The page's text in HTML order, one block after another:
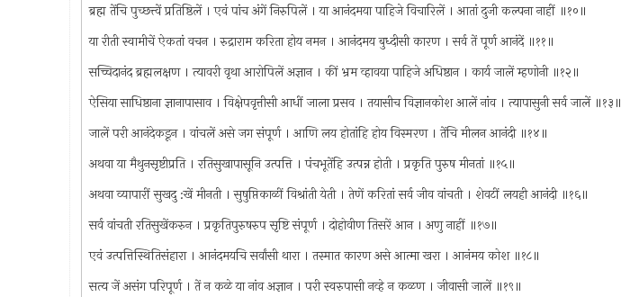
ब्रह्म तेंचि पुच्छत्त्वें प्रतिष्ठिलें । एवं पांच अंगें निरुपिलें । या आनंदमया पाहिजे विचारिलें । आतां दुजी कल्पना नाहीं ॥१०॥
या रीती स्वामीचें ऐकतां वचन । रुद्राराम करिता होय नमन । आनंदमय बुध्दीसी कारण । सर्व तें पूर्ण आनंदें ॥११॥
सच्चिदानंद ब्रह्मलक्षण । त्यावरी वृथा आरोपिलें अज्ञान । कीं भ्रम व्हावया पाहिजे अधिष्ठान । कार्य जालें म्हणोनी ॥१२॥
ऐसिया साधिष्ठाना ज्ञानापासाव । विक्षेपवृत्तीसी आधीं जाला प्रसव । तयासीच विज्ञानकोश आलें नांव । त्यापासुनी सर्व जालें ॥१३॥
जालें परी आनंदेकडून । वांचलें असे जग संपूर्ण । आणि लय होतांहि होय विस्मरण । तेंचि मीलन आनंदी ॥१४॥
अथवा या मैथुनसृष्टीप्रति । रतिसुखापासूनि उत्पत्ति । पंचभूतेंहि उत्पन्न होती । प्रकृति पुरुष मीनतां ॥१५॥
अथवा व्यापारीं सुखदु :खें मीनती । सुषुप्तिकाळीं विश्रांती येती । तेणें करितां सर्व जीव वांचती । शेवटीं लयही आनंदी ॥१६॥
सर्व वांचती रतिसुखेंकरुन । प्रकृतिपुरुषरुप सृष्टि संपूर्ण । दोहोवीण तिसरें आन । अणु नाहीं ॥१७॥
एवं उत्पत्तिस्थितिसंहारा । आनंदमयचि सर्वांसी थारा । तस्मात कारण असे आत्मा खरा । आनंमय कोश ॥१८॥
सत्य जें असंग परिपूर्ण । तें न कळे या नांव अज्ञान । परी स्वरुपासी नव्हे न कळण । जीवासी जालें ॥१९॥